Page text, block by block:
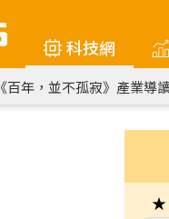
科技網
《百年，並不孤寂》產業導
★